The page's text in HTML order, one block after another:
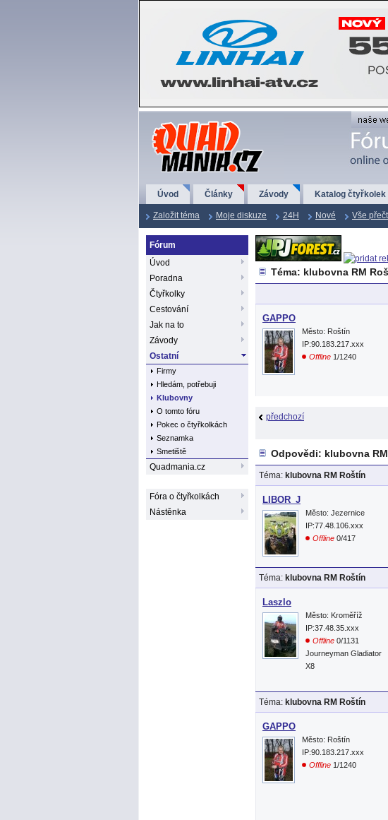
QuadMania.cz
Úvod Články Závody Katalog čtyřkolek
Založit téma Moje diskuze 24H Nové Vše
Fórum
Úvod
Poradna
Čtyřkolky
Cestování
Jak na to
Závody
Ostatní
Firmy
Hledám, potřebuji
Klubovny
O tomto fóru
Pokec o čtyřkolkách
Seznamka
Smetiště
Quadmania.cz
Fóra o čtyřkolkách
Nástěnka
Téma: klubovna RM
GAPPO
Město: Roštín
IP:90.183.217.xxx
Offline 1/1240
předchozí
Odpovědi: klubovna
Téma: klubovna RM Roštín
LIBOR_J
Město: Jezernice
IP:77.48.106.xxx
Offline 0/417
Téma: klubovna RM Roštín
Laszlo
Město: Kroměříž
IP:37.48.35.xxx
Offline 0/1131
Journeyman Gladiator
X8
Téma: klubovna RM Roštín
GAPPO
Město: Roštín
IP:90.183.217.xxx
Offline 1/1240